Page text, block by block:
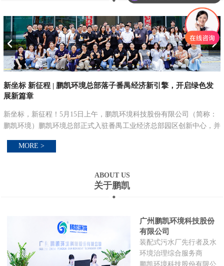
新坐标 新征程 | 鹏凯环境总部落子番禺经济新引擎，开启绿色发
展新篇章
新坐标，新征程！5月15日上午，鹏凯环境科技股份有限公司（简称：
鹏凯环境）鹏凯环境总部正式入驻番禺工业经济总部园区创新中心，并
锚定绿色低碳发...
MORE >
ABOUT US
关于鹏凯
广州鹏凯环境科技股份
有限公司
装配式污水厂先行者及水
环境治理综合服务商
鹏凯环境科技股份有限公